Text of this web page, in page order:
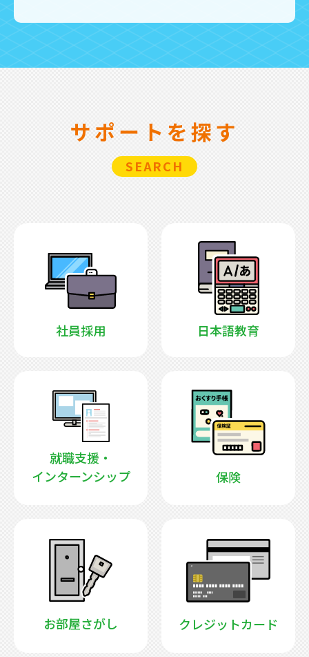
サポートを探す
SEARCH
社員採用 日本語教育
就職支援・
インターンシップ
保険
お部屋さがし クレジットカード